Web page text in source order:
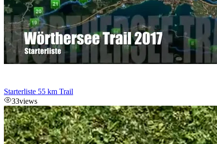
Starterliste 55 km Trail
33views